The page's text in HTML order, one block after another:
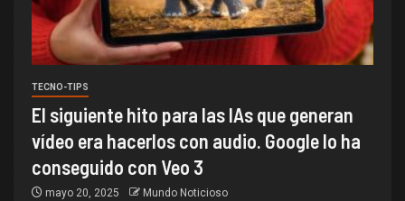
TECNO-TIPS
El siguiente hito para las IAs que generan
vídeo era hacerlos con audio. Google lo ha
conseguido con Veo 3
mayo 20, 2025 Mundo Noticioso